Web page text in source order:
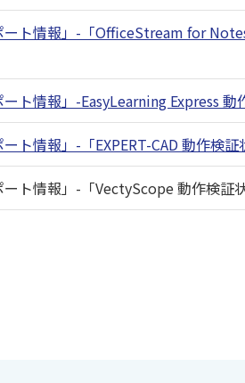
ート情報」-「OfficeStream for
ート情報」-EasyLearning Express 動
ート情報」-「EXPERT-CAD 動作検
ート情報」-「VectyScope 動作検証